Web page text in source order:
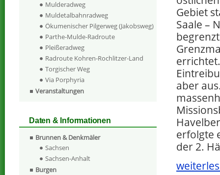
Gebiet
Saale –
aber
erfolgte
der 2.
Mulderadweg
Muldetalbahnradweg
Ökumenischer Pilgerweg (Jakobsweg)
Parthe-Mulde-Radroute
Pleißeradweg
Radroute Kohren-Rochlitzer-Land
Torgischer Weg
Via Porphyria
Veranstaltungen
Daten & Informationen
Brunnen & Denkmäler
Sachsen
Sachsen-Anhalt
Burgen